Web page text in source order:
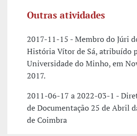
Outras atividades
2017-11-15 - Membro do Júri
História Vítor de Sá, atribuído
Universidade do Minho, em
2017.
2011-06-17 a 2022-03-1 -
de Documentação 25 de Abril
de Coimbra